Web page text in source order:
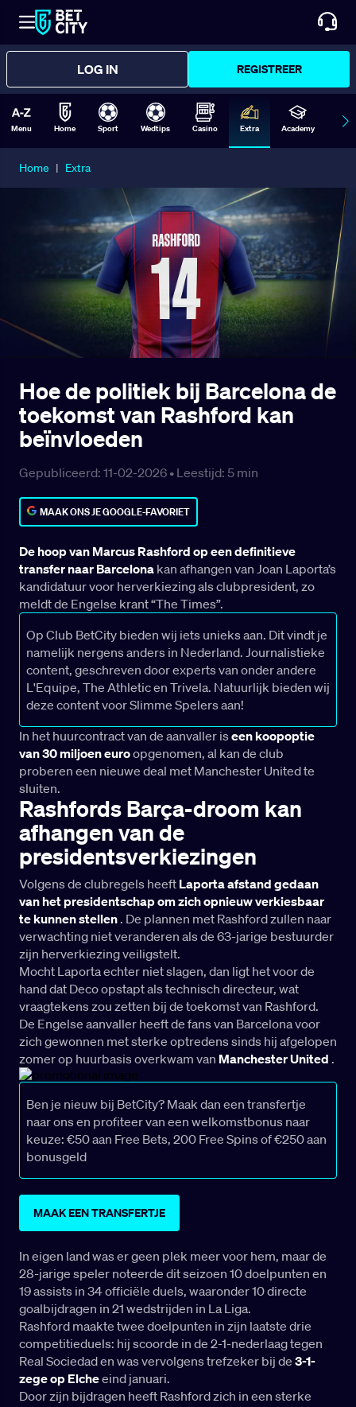
LOG IN REGISTREER
Menu Home Sport Wedtips Casino Extra Academy
Home | Extra
Hoe de politiek bij Barcelona de
toekomst van Rashford kan
beïnvloeden
Gepubliceerd: 11-02-2026 • Leestijd: 5 min
MAAK ONS JE GOOGLE-FAVORIET
De hoop van Marcus Rashford op een definitieve
transfer naar Barcelona kan afhangen van Joan Laporta’s
kandidatuur voor herverkiezing als clubpresident, zo
meldt de Engelse krant “The Times”.
Op Club BetCity bieden wij iets unieks aan. Dit vindt je
namelijk nergens anders in Nederland. Journalistieke
content, geschreven door experts van onder andere
L'Equipe, The Athletic en Trivela. Natuurlijk bieden wij
deze content voor Slimme Spelers aan!
In het huurcontract van de aanvaller iseen koopoptie
van 30 miljoen euroopgenomen, al kan de club
proberen een nieuwe deal met Manchester United te
sluiten.
Rashfords Barça-droom kan
afhangen van de
presidentsverkiezingen
Volgens de clubregels heeft Laporta afstand gedaan
van het presidentschap om zich opnieuw verkiesbaar
te kunnen stellen. De plannen met Rashford zullen naar
verwachting niet veranderen als de 63-jarige bestuurder
zijn herverkiezing veiligstelt.
Mocht Laporta echter niet slagen, dan ligt het voor de
hand dat Deco opstapt als technisch directeur, wat
vraagtekens zou zetten bij de toekomst van Rashford.
De Engelse aanvaller heeft de fans van Barcelona voor
zich gewonnen met sterke optredens sinds hij afgelopen
zomer op huurbasis overkwam van ManchesterUnited .
Ben je nieuw bij BetCity? Maak dan een transfertje
naar ons en profiteer van een welkomstbonus naar
keuze: €50 aan Free Bets, 200 Free Spins of €250 aan
bonusgeld
MAAK EEN TRANSFERTJE
In eigen land was er geen plek meer voor hem, maar de
28-jarige speler noteerde dit seizoen 10 doelpunten en
19 assists in 34 officiële duels, waaronder 10 directe
goalbijdragen in 21 wedstrijden in La Liga.
Rashford maakte twee doelpunten in zijn laatste drie
competitieduels: hij scoorde in de 2-1-nederlaag tegen
Real Sociedad en was vervolgens trefzeker bij de 3-1-
zege op Elcheeind januari.
Door zijn bijdragen heeft Rashford zich in een sterke